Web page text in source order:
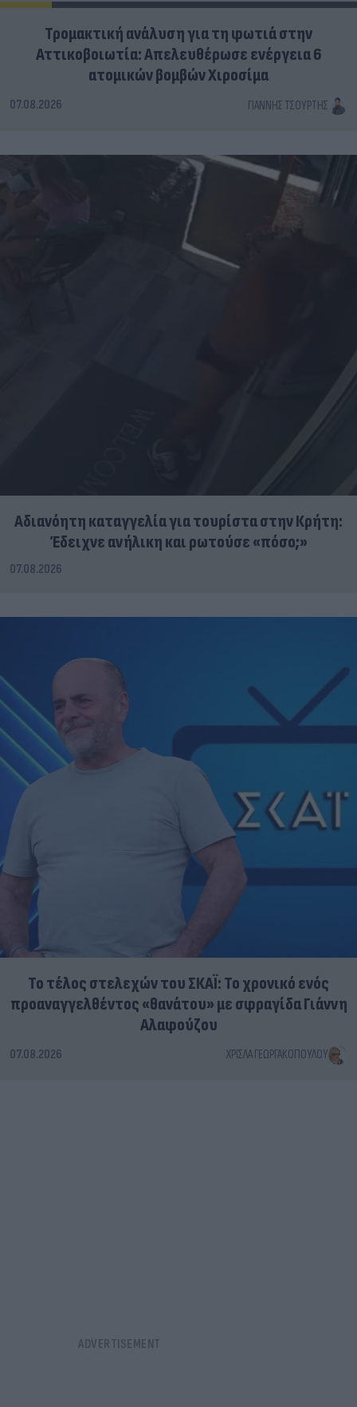
Τρομακτική ανάλυση για τη φωτιά στην
Αττικοβοιωτία: Απελευθέρωσε ενέργεια 6
ατομικών βομβών Χιροσίμα
07.08.2026 ΓΙΆΝΝΗΣ ΤΣΟΎΡΤΗΣ
Αδιανόητη καταγγελία για τουρίστα στην Κρήτη:
Έδειχνε ανήλικη και ρωτούσε «πόσο;»
07.08.2026
Το τέλος στελεχών του ΣΚΑΪ: Το χρονικό ενός
προαναγγελθέντος «θανάτου» με σφραγίδα Γιάννη
Αλαφούζου
07.08.2026 ΧΡΊΣΛΑ ΓΕΩΡΓΑΚΟΠΟΎΛΟΥ